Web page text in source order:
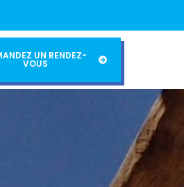
UN RENDEZ-
VOUS